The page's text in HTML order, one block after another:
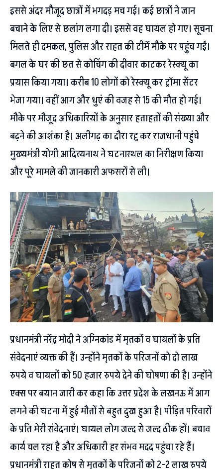
इससे अंदर मौजूद छात्रों में भगदड़ मच गई। कई छात्रों ने जान
बचाने के लिए से छलांग लगा दी। इससे वह घायल हो गए। सूचना
मिलते ही दमकल, पुलिस और राहत की टीमें मौके पर पहुंच गईं।
बगल के घर की छत से कोचिंग की दीवार काटकर रेस्क्यू का
प्रयास किया गया। करीब 10 लोगों को रेस्क्यू कर ट्रॉमा सेंटर
भेजा गया। वहीं आग और धुएं की वजह से 15 की मौत हो गई।
मौके पर मौजूद अधिकारियों के अनुसार हताहतों की संख्या और
बढ़ने की आशंका है। अलीगढ़ का दौरा रद्द कर राजधानी पहुंचे
मुख्यमंत्री योगी आदित्यनाथ ने घटनास्थल का निरीक्षण किया
और पूरे मामले की जानकारी अफसरों से ली।
प्रधानमंत्री नरेंद्र मोदी ने अग्निकांड में मृतकों व घायलों के प्रति
संवेदनाएं व्यक्त की हैं। उन्होंने मृतकों के परिजनों को दो लाख
रुपये व घायलों को 50 हजार रुपये देने की घोषणा की है। उन्होंने
एक्स पर बयान जारी कर कहा कि उत्तर प्रदेश के लखनऊ में आग
लगने की घटना में हुई मौतों से बहुत दुख हुआ है। पीड़ित परिवारों
के प्रति मेरी संवेदनाएं। घायल लोग जल्द से जल्द ठीक हों। बचाव
कार्य चल रहा है और अधिकारी हर संभव मदद पहुंचा रहे हैं।
प्रधानमंत्री राहत कोष से मृतकों के परिजनों को 2-2 लाख रुपये